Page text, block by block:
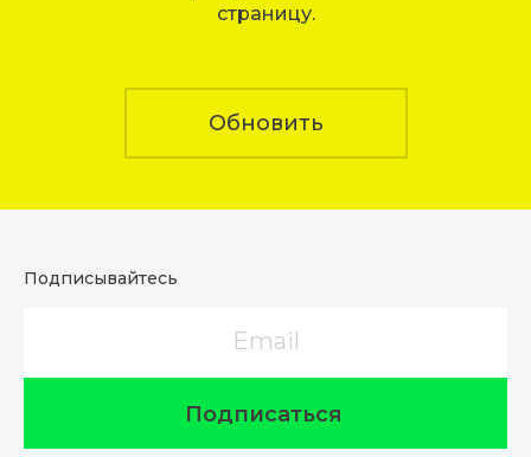
страницу.
Обновить
Подписывайтесь
Подписаться